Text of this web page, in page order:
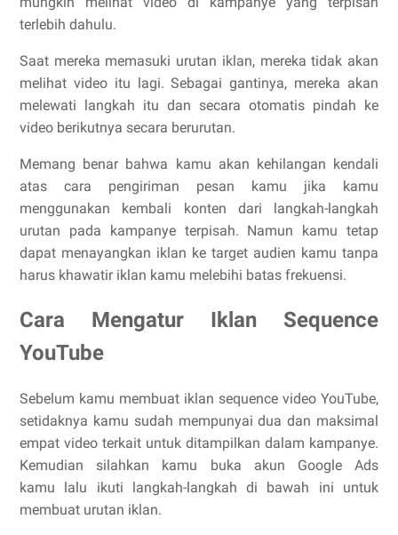
terlebih dahulu.
Saat mereka memasuki urutan iklan, mereka tidak akan
melihat video itu lagi. Sebagai gantinya, mereka akan
melewati langkah itu dan secara otomatis pindah ke
video berikutnya secara berurutan.
Memang benar bahwa kamu akan kehilangan kendali
atas cara pengiriman pesan kamu jika kamu
menggunakan kembali konten dari langkah-langkah
urutan pada kampanye terpisah. Namun kamu tetap
dapat menayangkan iklan ke target audien kamu tanpa
harus khawatir iklan kamu melebihi batas frekuensi.
Cara Mengatur Iklan Sequence
YouTube
Sebelum kamu membuat iklan sequence video YouTube,
setidaknya kamu sudah mempunyai dua dan maksimal
empat video terkait untuk ditampilkan dalam kampanye.
Kemudian silahkan kamu buka akun Google Ads
kamu lalu ikuti langkah-langkah di bawah ini untuk
membuat urutan iklan.